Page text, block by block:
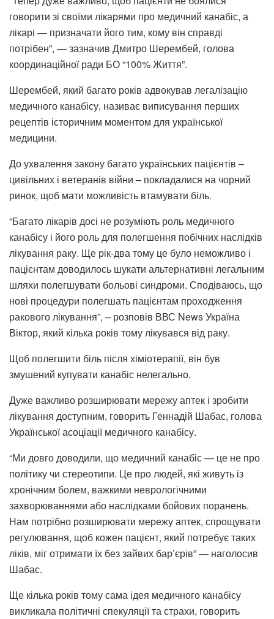
говорити зі своїми лікарями про медичний канабіс, а
лікарі — призначати його тим, кому він справді
потрібен”, — зазначив Дмитро Шерембей, голова
координаційної ради БО “100% Життя”.
Шерембей, який багато років адвокував легалізацію
медичного канабісу, називає виписування перших
рецептів історичним моментом для української
медицини.
До ухвалення закону багато українських пацієнтів –
цивільних і ветеранів війни – покладалися на чорний
ринок, щоб мати можливість втамувати біль.
“Багато лікарів досі не розуміють роль медичного
канабісу і його роль для полегшення побічних наслідків
лікування раку. Ще рік-два тому це було неможливо і
пацієнтам доводилось шукати альтернативні легальним
шляхи полегшувати больові синдроми. Сподіваюсь, що
нові процедури полегшать пацієнтам проходження
ракового лікування”, – розповів ВВС News Україна
Віктор, який кілька років тому лікувався від раку.
Щоб полегшити біль після хіміотерапії, він був
змушений купувати канабіс нелегально.
Дуже важливо розширювати мережу аптек і зробити
лікування доступним, говорить Геннадій Шабас, голова
Української асоціації медичного канабісу.
“Ми довго доводили, що медичний канабіс — це не про
політику чи стереотипи. Це про людей, які живуть із
хронічним болем, важкими неврологічними
захворюваннями або наслідками бойових поранень.
Нам потрібно розширювати мережу аптек, спрощувати
регулювання, щоб кожен пацієнт, який потребує таких
ліків, міг отримати їх без зайвих бар’єрів” — наголосив
Шабас.
Ще кілька років тому сама ідея медичного канабісу
викликала політичні спекуляції та страхи, говорить